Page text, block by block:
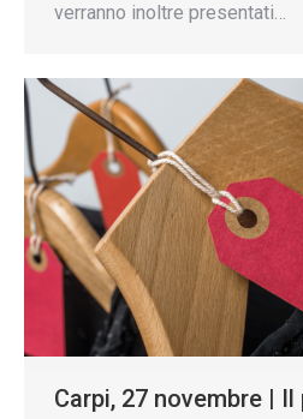
verranno inoltre presentati…
Carpi, 27 novembre |